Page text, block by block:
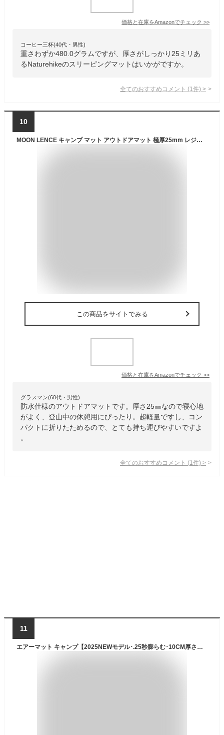
価格と在庫をAmazonでチェック >>
コーヒー三杯(40代・男性)
重さわずか480.0グラムですが、厚さがしっかり25ミリあ
るNaturehikeのスリーピングマットはいかがですか。
全てのおすすめコメント (1 件) >
10
MOON LENCE キャンプ マット アウトドアマット 極厚25mm レジャーマット テントマット 車中泊 防災 登山 収納袋/ゴムバンド付き 防水/超軽量/断熱
この商品をサイトでみる
価格と在庫をAmazonでチェック >>
グラスマン(60代・男性)
防水仕様のアウトドアマットです。厚さ25㎜なので寝心地
がよく、登山中の休憩用にぴったり。超軽量ですし、コン
パクトに折りたためるので、とても持ち運びやすいですよ
。
全てのおすすめコメント (1 件) >
11
エアーマット キャンプ【2025NEWモデル･.25秒膨らむ･10CM厚さ】 足踏み式 R値4.0 厚手 枕付き 車中泊 防災 超軽量 コンパクト 防水 寝袋 持ち運び便利 簡単収納 災害マット 登山 キャンプ用品 テント 収納袋付き